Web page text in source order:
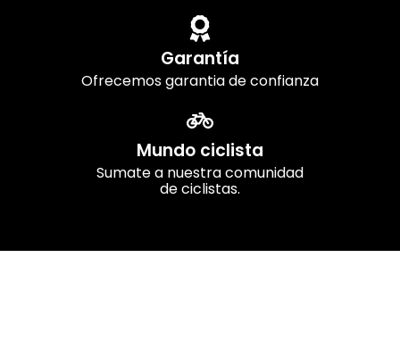
Garantía
Ofrecemos garantia de confianza
Mundo ciclista
Sumate a nuestra comunidad
de ciclistas.